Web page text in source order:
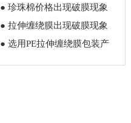
● 珍珠棉价格出现破膜现象
怎么解决
● 拉伸缠绕膜出现破膜现象
怎么解决
● 选用PE拉伸缠绕膜包装产